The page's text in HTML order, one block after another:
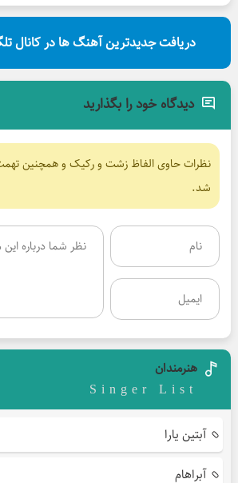
دریافت جدیدترین آهنگ ها در کانال
دیدگاه خود را بگذارید
نظرات حاوی الفاظ زشت و رکیک و همچنین
شد.
هنرمندان
Singer List
آبتین یارا
آبراهام